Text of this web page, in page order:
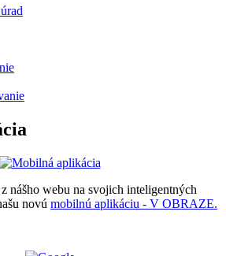
nášho webu na svojich inteligentných
novú mobilnú aplikáciu - V OBRAZE.